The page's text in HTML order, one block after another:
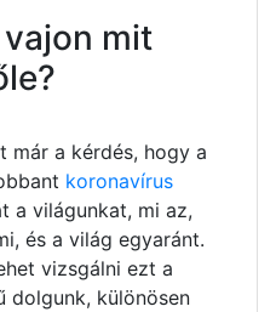
mit
már a kérdés, hogy a
koronavírus
a világunkat, mi az,
és a világ egyaránt.
vizsgálni ezt a
dolgunk, különösen